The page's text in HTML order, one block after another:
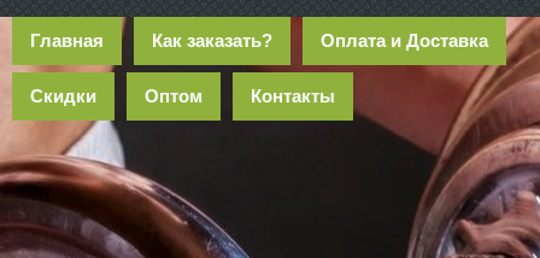
Главная Как заказать? Оплата и Доставка
Скидки Оптом Контакты